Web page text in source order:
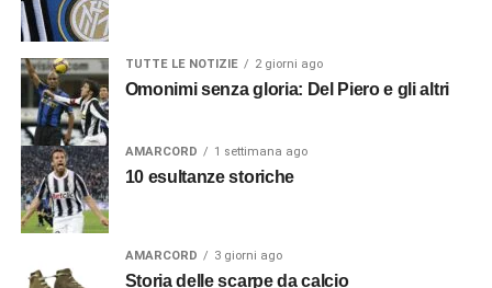
TUTTE LE NOTIZIE 2 giorni ago
Omonimi senza gloria: Del Piero e gli altri
AMARCORD 1 settimana ago
10 esultanze storiche
AMARCORD 3 giorni ago
Storia delle scarpe da calcio